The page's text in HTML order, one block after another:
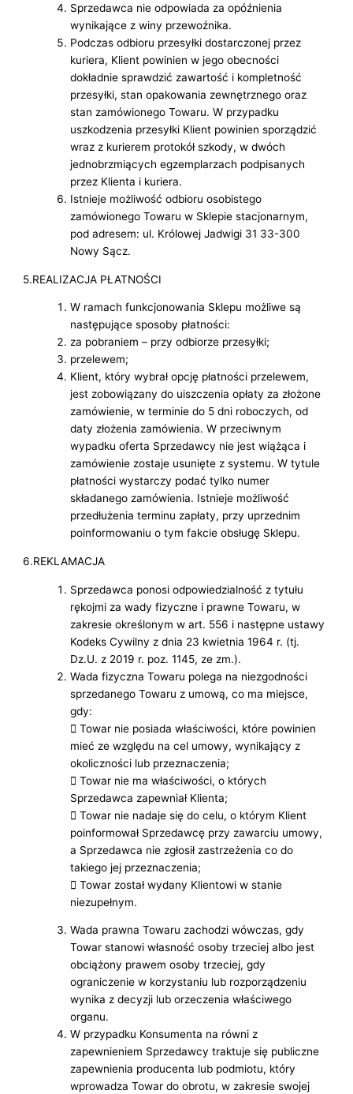
Sprzedawca nie odpowiada za opóźnienia
wynikające z winy przewoźnika.
Podczas odbioru przesyłki dostarczonej przez
kuriera, Klient powinien w jego obecności
dokładnie sprawdzić zawartość i kompletność
przesyłki, stan opakowania zewnętrznego oraz
stan zamówionego Towaru. W przypadku
uszkodzenia przesyłki Klient powinien sporządzić
wraz z kurierem protokół szkody, w dwóch
jednobrzmiących egzemplarzach podpisanych
przez Klienta i kuriera.
Istnieje możliwość odbioru osobistego
zamówionego Towaru w Sklepie stacjonarnym,
pod adresem: ul. Królowej Jadwigi 31 33-300
Nowy Sącz.
5.REALIZACJA PŁATNOŚCI
W ramach funkcjonowania Sklepu możliwe są
następujące sposoby płatności:
za pobraniem – przy odbiorze przesyłki;
przelewem;
Klient, który wybrał opcję płatności przelewem,
jest zobowiązany do uiszczenia opłaty za złożone
zamówienie, w terminie do 5 dni roboczych, od
daty złożenia zamówienia. W przeciwnym
wypadku oferta Sprzedawcy nie jest wiążąca i
zamówienie zostaje usunięte z systemu. W tytule
płatności wystarczy podać tylko numer
składanego zamówienia. Istnieje możliwość
przedłużenia terminu zapłaty, przy uprzednim
poinformowaniu o tym fakcie obsługę Sklepu.
6.REKLAMACJA
Sprzedawca ponosi odpowiedzialność z tytułu
rękojmi za wady fizyczne i prawne Towaru, w
zakresie określonym w art. 556 i następne ustawy
Kodeks Cywilny z dnia 23 kwietnia 1964 r. (tj.
Dz.U. z 2019 r. poz. 1145, ze zm.).
Wada fizyczna Towaru polega na niezgodności
sprzedanego Towaru z umową, co ma miejsce,
gdy:
 Towar nie posiada właściwości, które powinien
mieć ze względu na cel umowy, wynikający z
okoliczności lub przeznaczenia;
 Towar nie ma właściwości, o których
Sprzedawca zapewniał Klienta;
 Towar nie nadaje się do celu, o którym Klient
poinformował Sprzedawcę przy zawarciu umowy,
a Sprzedawca nie zgłosił zastrzeżenia co do
takiego jej przeznaczenia;
 Towar został wydany Klientowi w stanie
niezupełnym.
Wada prawna Towaru zachodzi wówczas, gdy
Towar stanowi własność osoby trzeciej albo jest
obciążony prawem osoby trzeciej, gdy
ograniczenie w korzystaniu lub rozporządzeniu
wynika z decyzji lub orzeczenia właściwego
organu.
W przypadku Konsumenta na równi z
zapewnieniem Sprzedawcy traktuje się publiczne
zapewnienia producenta lub podmiotu, który
wprowadza Towar do obrotu, w zakresie swojej